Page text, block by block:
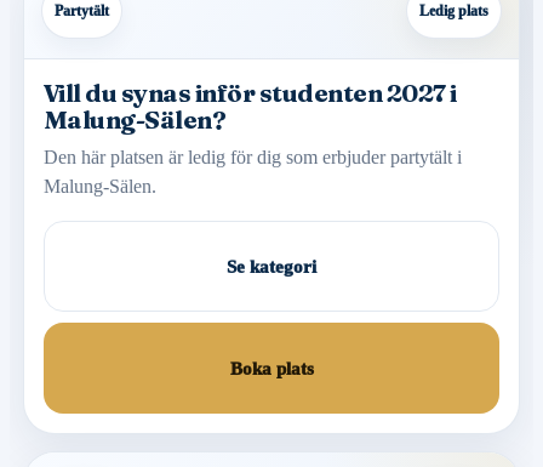
Partytält Ledig plats
Vill du synas inför studenten 2027 i
Malung-Sälen?
Den här platsen är ledig för dig som erbjuder partytält i
Malung-Sälen.
Se kategori
Boka plats